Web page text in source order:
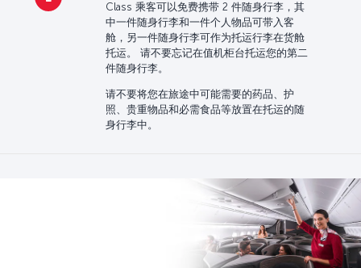
Class 乘客可以免费携带 2 件随身行李，其
中一件随身行李和一件个人物品可带入客
舱，另一件随身行李可作为托运行李在货舱
托运。 请不要忘记在值机柜台托运您的第二
件随身行李。
请不要将您在旅途中可能需要的药品、护
照、贵重物品和必需食品等放置在托运的随
身行李中。